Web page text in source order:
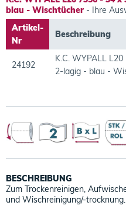
blau - Wischtücher - Ihre
Artikel-
Nr
Beschreibung
24192
K.C. WYPALL
2-lagig - blau -
BESCHREIBUNG
Zum Trockenreinigen,
und Wischreinigung/-